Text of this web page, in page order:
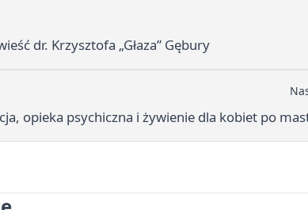
dr. Krzysztofa „Głaza” Gębury
opieka psychiczna i żywienie dla kobiet po